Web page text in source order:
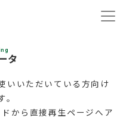
タ
いいただいている方向け
から直接再生ページへア